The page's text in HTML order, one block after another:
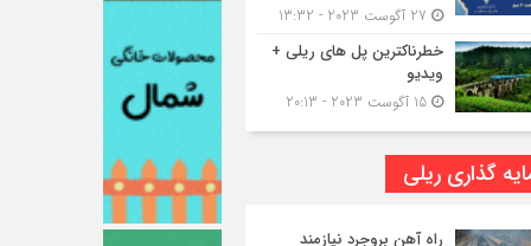
خطرناکترین پل های ریلی +
ویدیو
گذاری ریلی
راه آهن بروجرد نیازمند